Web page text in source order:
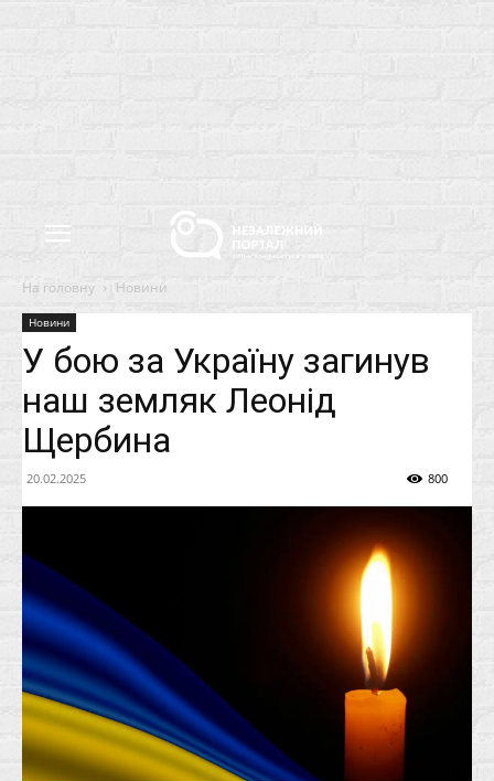
На головну Новини
Новини
У бою за Україну загинув
наш земляк Леонід
Щербина
20.02.2025 800